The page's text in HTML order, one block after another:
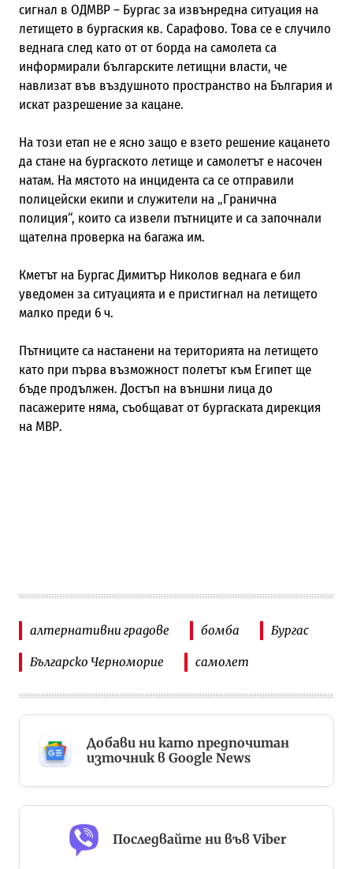
сигнал в ОДМВР – Бургас за извънредна ситуация на
летището в бургаския кв. Сарафово. Това се е случило
веднага след като от от борда на самолета са
информирали българските летищни власти, че
навлизат във въздушното пространство на България и
искат разрешение за кацане.
На този етап не е ясно защо е взето решение кацането
да стане на бургаското летище и самолетът е насочен
натам. На мястото на инцидента са се отправили
полицейски екипи и служители на „Гранична
полиция“, които са извели пътниците и са започнали
щателна проверка на багажа им.
Кметът на Бургас Димитър Николов веднага е бил
уведомен за ситуацията и е пристигнал на летището
малко преди 6 ч.
Пътниците са настанени на територията на летището
като при първа възможност полетът към Египет ще
бъде продължен. Достъп на външни лица до
пасажерите няма, съобщават отбургаската дирекция
на МВР.
алтернативни градове бомба Бургас
Българско Черноморие самолет
Добави ни като предпочитан
източник в Google News
Последвайте ни във Viber